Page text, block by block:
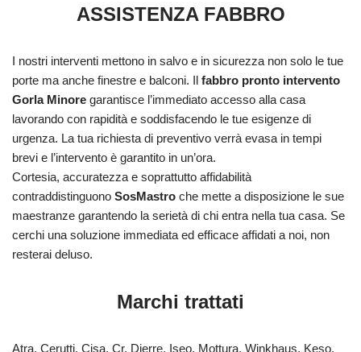
ASSISTENZA FABBRO
I nostri interventi mettono in salvo e in sicurezza non solo le tue
porte ma anche finestre e balconi. Il fabbro pronto intervento
Gorla Minore garantisce l’immediato accesso alla casa
lavorando con rapidità e soddisfacendo le tue esigenze di
urgenza. La tua richiesta di preventivo verrà evasa in tempi
brevi e l’intervento è garantito in un’ora.
Cortesia, accuratezza e soprattutto affidabilità
contraddistinguono SosMastro che mette a disposizione le sue
maestranze garantendo la serietà di chi entra nella tua casa. Se
cerchi una soluzione immediata ed efficace affidati a noi, non
resterai deluso.
Marchi trattati
Atra, Cerutti, Cisa, Cr, Dierre, Iseo, Mottura, Winkhaus, Keso,